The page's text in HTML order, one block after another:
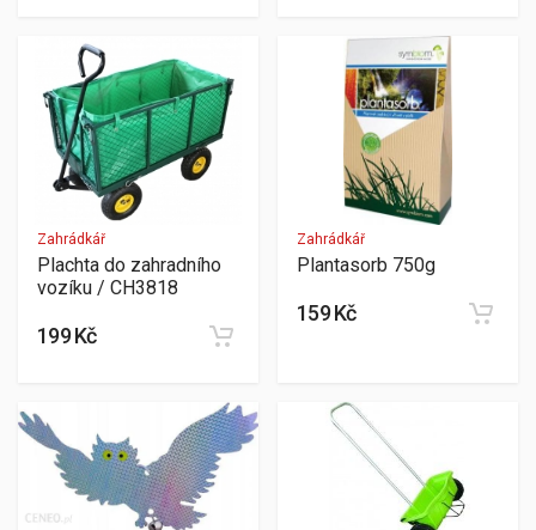
Zahrádkář
Plachta do zahradního
vozíku / CH3818
199 Kč
Zahrádkář
Plantasorb 750g
159 Kč